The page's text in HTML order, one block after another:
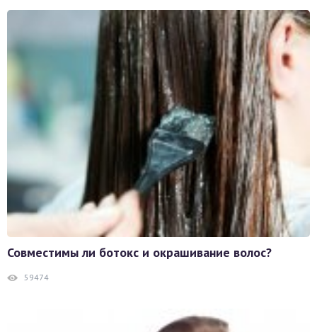
Совместимы ли ботокс и окрашивание волос?
59474